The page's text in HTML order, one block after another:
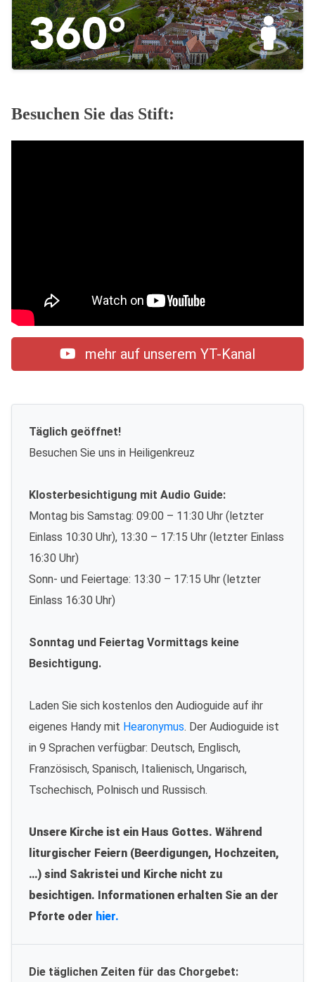
Besuchen Sie das Stift:
mehr auf unserem YT-Kanal
Täglich geöffnet!
Besuchen Sie uns in Heiligenkreuz
Klosterbesichtigung mit Audio Guide:
Montag bis Samstag: 09:00 – 11:30 Uhr (letzter
Einlass 10:30 Uhr), 13:30 – 17:15 Uhr (letzter Einlass
16:30 Uhr)
Sonn- und Feiertage: 13:30 – 17:15 Uhr (letzter
Einlass 16:30 Uhr)
Sonntag und Feiertag Vormittags keine
Besichtigung.
Laden Sie sich kostenlos den Audioguide auf ihr
eigenes Handy mit Hearonymus. Der Audioguide ist
in 9 Sprachen verfügbar: Deutsch, Englisch,
Französisch, Spanisch, Italienisch, Ungarisch,
Tschechisch, Polnisch und Russisch.
Unsere Kirche ist ein Haus Gottes. Während
liturgischer Feiern (Beerdigungen, Hochzeiten,
…) sind Sakristei und Kirche nicht zu
besichtigen. Informationen erhalten Sie an der
Pforte oder hier.
Die täglichen Zeiten für das Chorgebet: